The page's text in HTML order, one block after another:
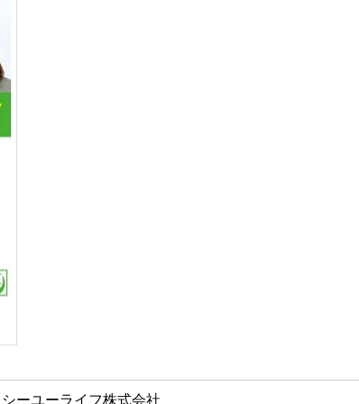
シーユーライフ株式会社